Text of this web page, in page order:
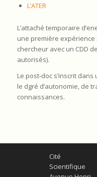
L’ATER
L’attaché temporaire
une première expérience
chercheur avec un CDD
autorisés).
Le post-doc s’inscrit
le dgré d’autonomie, de
connaissances.
Cité
Scientifique